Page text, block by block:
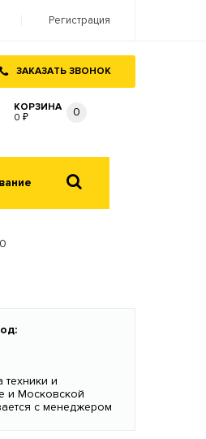
Регистрация
ЗАКАЗАТЬ ЗВОНОК
КОРЗИНА
0 ₽
0
техники и
и Московской
с менеджером